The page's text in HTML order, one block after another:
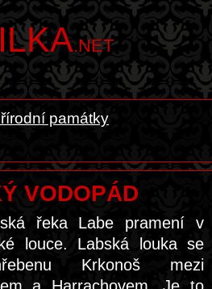
.NET
památky
VODOPÁD
řeka Labe pramení v
louce. Labská louka se
Krkonoš mezi